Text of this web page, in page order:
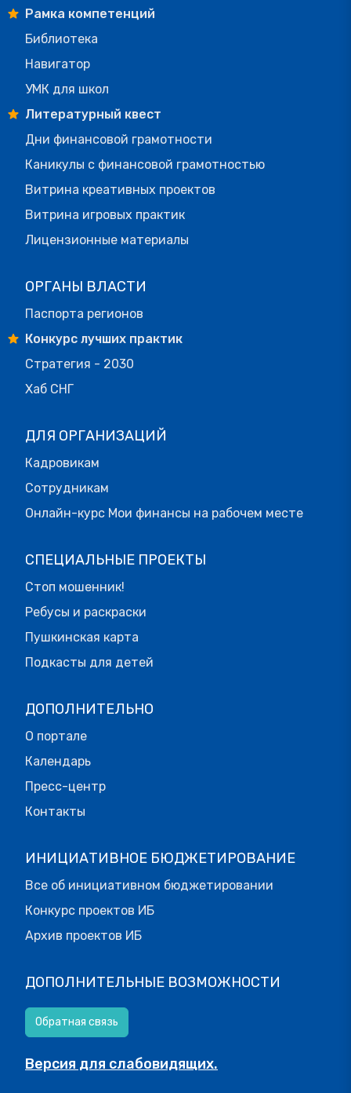
Рамка компетенций
Библиотека
Навигатор
УМК для школ
Литературный квест
Дни финансовой грамотности
Каникулы с финансовой грамотностью
Витрина креативных проектов
Витрина игровых практик
Лицензионные материалы
ОРГАНЫ ВЛАСТИ
Паспорта регионов
Конкурс лучших практик
Стратегия - 2030
Хаб СНГ
ДЛЯ ОРГАНИЗАЦИЙ
Кадровикам
Сотрудникам
Онлайн-курс Мои финансы на рабочем месте
СПЕЦИАЛЬНЫЕ ПРОЕКТЫ
Стоп мошенник!
Ребусы и раскраски
Пушкинская карта
Подкасты для детей
ДОПОЛНИТЕЛЬНО
О портале
Календарь
Пресс-центр
Контакты
ИНИЦИАТИВНОЕ БЮДЖЕТИРОВАНИЕ
Все об инициативном бюджетировании
Конкурс проектов ИБ
Архив проектов ИБ
ДОПОЛНИТЕЛЬНЫЕ ВОЗМОЖНОСТИ
Обратная связь
Версия для слабовидящих.